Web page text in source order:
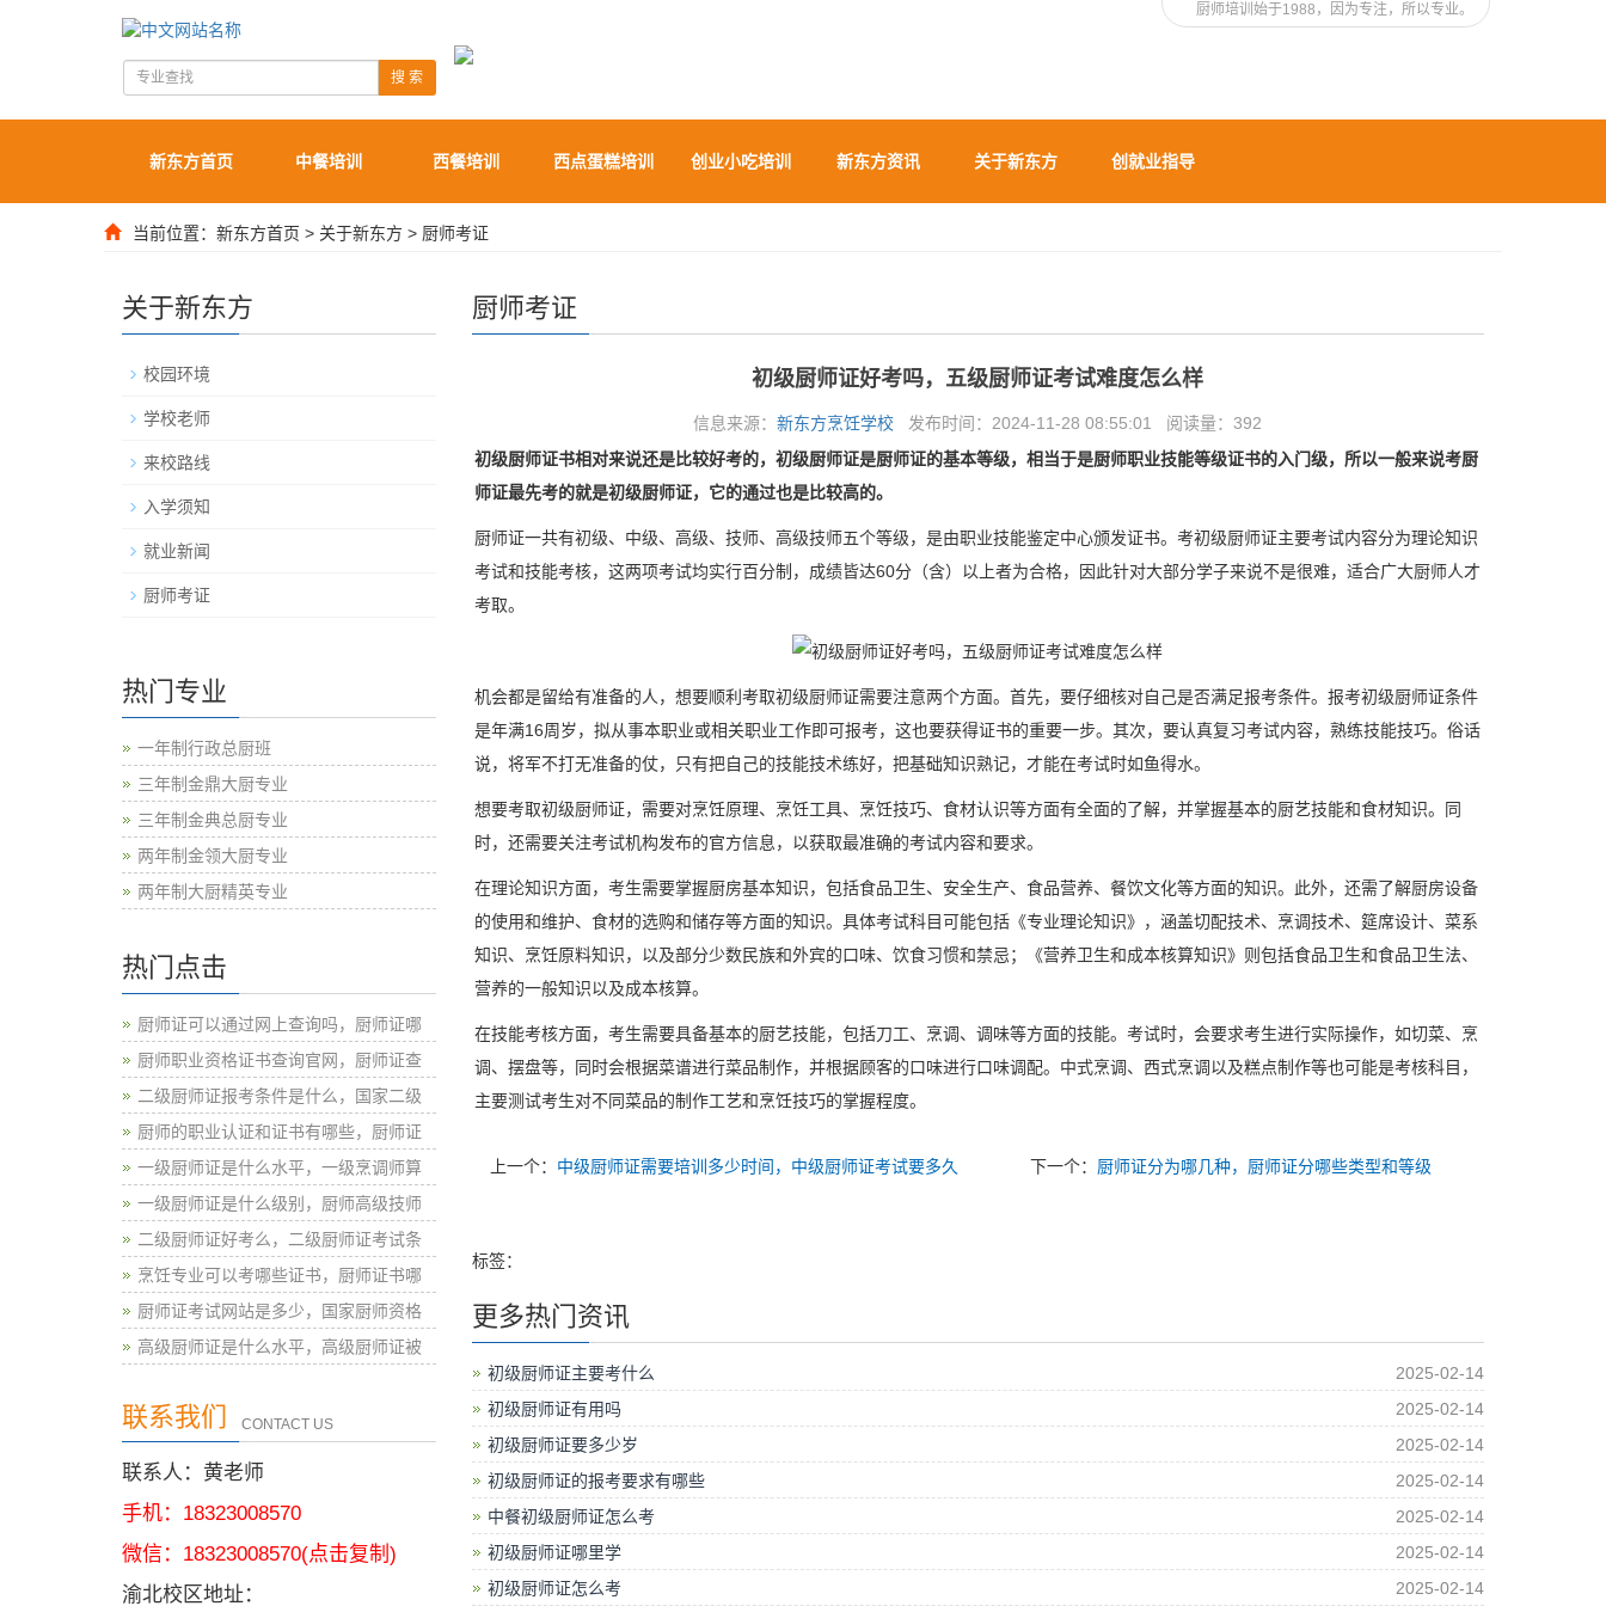
厨师培训始于1988，因为专注，所以专业。
搜 索
新东方首页 中餐培训 西餐培训 西点蛋糕培训 创业小吃培训 新东方资讯 关于新东方 创就业指导
当前位置： 新东方首页 > 关于新东方 > 厨师考证
厨师考证
初级厨师证好考吗，五级厨师证考试难度怎么样
信息来源：新东方烹饪学校 发布时间：2024-11-28 08:55:01 阅读量：392
初级厨师证书相对来说还是比较好考的，初级厨师证是厨师证的基本等级，相当于是厨师职业技能等级证书的入门级，所以一般来说考厨
师证最先考的就是初级厨师证，它的通过也是比较高的。
厨师证一共有初级、中级、高级、技师、高级技师五个等级，是由职业技能鉴定中心颁发证书。考初级厨师证主要考试内容分为理论知识
考试和技能考核，这两项考试均实行百分制，成绩皆达60分（含）以上者为合格，因此针对大部分学子来说不是很难，适合广大厨师人才
考取。
机会都是留给有准备的人，想要顺利考取初级厨师证需要注意两个方面。首先，要仔细核对自己是否满足报考条件。报考初级厨师证条件
是年满16周岁，拟从事本职业或相关职业工作即可报考，这也要获得证书的重要一步。其次，要认真复习考试内容，熟练技能技巧。俗话
说，将军不打无准备的仗，只有把自己的技能技术练好，把基础知识熟记，才能在考试时如鱼得水。
想要考取初级厨师证，需要对烹饪原理、烹饪工具、烹饪技巧、食材认识等方面有全面的了解，并掌握基本的厨艺技能和食材知识。同
时，还需要关注考试机构发布的官方信息，以获取最准确的考试内容和要求。
在理论知识方面，考生需要掌握厨房基本知识，包括食品卫生、安全生产、食品营养、餐饮文化等方面的知识。此外，还需了解厨房设备
的使用和维护、食材的选购和储存等方面的知识。具体考试科目可能包括《专业理论知识》，涵盖切配技术、烹调技术、筵席设计、菜系
知识、烹饪原料知识，以及部分少数民族和外宾的口味、饮食习惯和禁忌；《营养卫生和成本核算知识》则包括食品卫生和食品卫生法、
营养的一般知识以及成本核算。
在技能考核方面，考生需要具备基本的厨艺技能，包括刀工、烹调、调味等方面的技能。考试时，会要求考生进行实际操作，如切菜、烹
调、摆盘等，同时会根据菜谱进行菜品制作，并根据顾客的口味进行口味调配。中式烹调、西式烹调以及糕点制作等也可能是考核科目，
主要测试考生对不同菜品的制作工艺和烹饪技巧的掌握程度。
上一个： 中级厨师证需要培训多少时间，中级厨师证考试要多久 下一个： 厨师证分为哪几种，厨师证分哪些类型和等级
标签：
更多热门资讯
初级厨师证主要考什么
2025-02-14
初级厨师证有用吗
2025-02-14
初级厨师证要多少岁
2025-02-14
初级厨师证的报考要求有哪些
2025-02-14
中餐初级厨师证怎么考
2025-02-14
初级厨师证哪里学
2025-02-14
初级厨师证怎么考
2025-02-14
关于新东方
校园环境
学校老师
来校路线
入学须知
就业新闻
厨师考证
热门专业
一年制行政总厨班
三年制金鼎大厨专业
三年制金典总厨专业
两年制金领大厨专业
两年制大厨精英专业
热门点击
厨师证可以通过网上查询吗，厨师证哪
厨师职业资格证书查询官网，厨师证查
二级厨师证报考条件是什么，国家二级
厨师的职业认证和证书有哪些，厨师证
一级厨师证是什么水平，一级烹调师算
一级厨师证是什么级别，厨师高级技师
二级厨师证好考么，二级厨师证考试条
烹饪专业可以考哪些证书，厨师证书哪
厨师证考试网站是多少，国家厨师资格
高级厨师证是什么水平，高级厨师证被
联系我们 CONTACT US
联系人：黄老师
手机：18323008570
微信： 18323008570(点击复制)
渝北校区地址：